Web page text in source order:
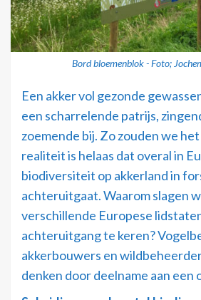
Bord bloemenblok - Foto;
Een akker vol gezonde
een scharrelende patrijs,
zoemende bij. Zo zouden we
realiteit is helaas dat overal in
biodiversiteit op akkerland in
achteruitgaat. Waarom slagen
verschillende Europese
achteruitgang te keren?
akkerbouwers en
denken door deelname aan een